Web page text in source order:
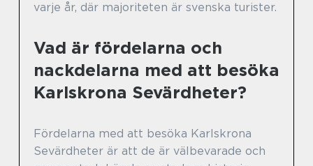
varje år, där majoriteten är svenska turister.
Vad är fördelarna och
nackdelarna med att besöka
Karlskrona Sevärdheter?
Fördelarna med att besöka Karlskrona
Sevärdheter är att de är välbevarade och